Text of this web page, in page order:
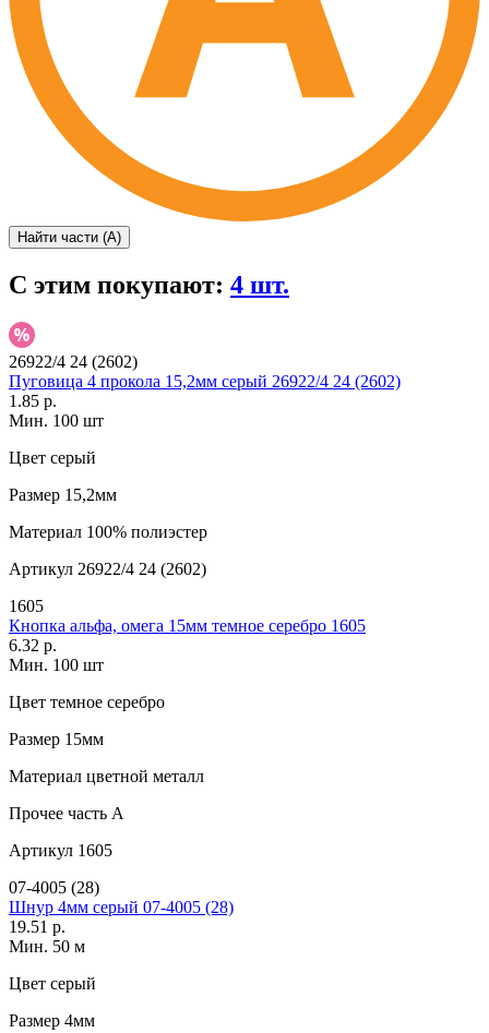
Найти части (А)
С этим покупают: 4 шт.
26922/4 24 (2602)
Пуговица 4 прокола 15,2мм серый 26922/4 24 (2602)
1.85 р.
Мин. 100 шт
Цвет серый
Размер 15,2мм
Материал 100% полиэстер
Артикул 26922/4 24 (2602)
1605
Кнопка альфа, омега 15мм темное серебро 1605
6.32 р.
Мин. 100 шт
Цвет темное серебро
Размер 15мм
Материал цветной металл
Прочее часть A
Артикул 1605
07-4005 (28)
Шнур 4мм серый 07-4005 (28)
19.51 р.
Мин. 50 м
Цвет серый
Размер 4мм